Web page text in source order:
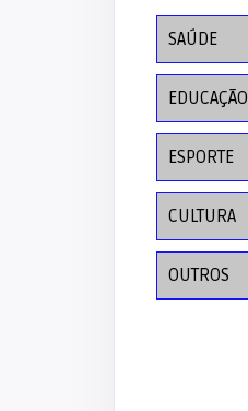
SAÚDE
EDUCAÇÃO
ESPORTE
CULTURA
OUTROS